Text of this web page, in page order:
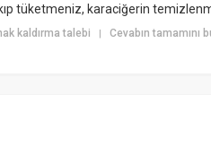
tüketmeniz, karaciğerin
kaldırma talebi | Cevabın tamamını